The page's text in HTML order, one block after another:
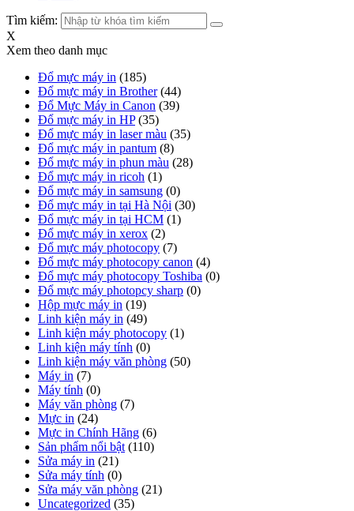
Tìm kiếm:
X
Xem theo danh mục
Đổ mực máy in (185)
Đổ mực máy in Brother (44)
Đổ Mực Máy in Canon (39)
Đổ mực máy in HP (35)
Đổ mực máy in laser màu (35)
Đổ mực máy in pantum (8)
Đổ mực máy in phun màu (28)
Đổ mực máy in ricoh (1)
Đổ mực máy in samsung (0)
Đổ mực máy in tại Hà Nội (30)
Đổ mực máy in tại HCM (1)
Đổ mực máy in xerox (2)
Đổ mực máy photocopy (7)
Đổ mực máy photocopy canon (4)
Đổ mực máy photocopy Toshiba (0)
Đổ mực máy photopcy sharp (0)
Hộp mực máy in (19)
Linh kiện máy in (49)
Linh kiện máy photocopy (1)
Linh kiện máy tính (0)
Linh kiện máy văn phòng (50)
Máy in (7)
Máy tính (0)
Máy văn phòng (7)
Mực in (24)
Mực in Chính Hãng (6)
Sản phẩm nổi bật (110)
Sửa máy in (21)
Sửa máy tính (0)
Sửa máy văn phòng (21)
Uncategorized (35)